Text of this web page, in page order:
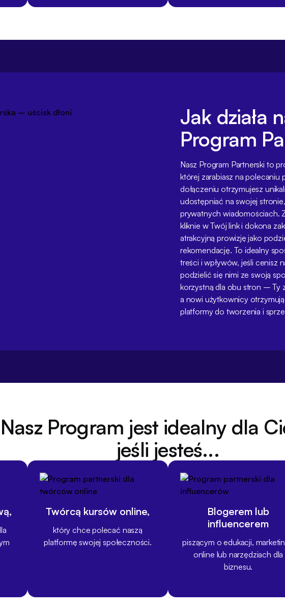
Jak działa
Program
Nasz Program Partnerski to
której zarabiasz na polecaniu
dołączeniu otrzymujesz
udostępniać na swojej
prywatnych wiadomościach.
kliknie w Twój link i dokona
atrakcyjną prowizję jako
rekomendację. To idealny
treści i wpływów, jeśli cenisz
podzielić się nimi ze swoją
korzystną dla obu stron – Ty
a nowi użytkownicy
platformy do tworzenia i
Nasz Program jest idealny dla
jeśli jesteś...
Twórcą kursów online,
który chce polecać naszą
platformę swojej społeczności.
Blogerem lub
influencerem
piszącym o edukacji,
online lub narzędziach dla
biznesu.